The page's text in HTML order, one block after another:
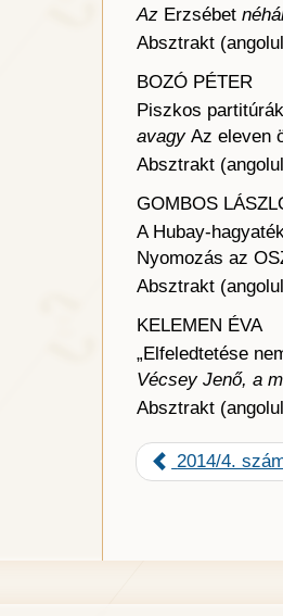
Az Erzsébet
Absztrakt
BOZÓ PÉTER
Piszkos
avagy Az eleven
Absztrakt
GOMBOS
A Hubay-
Nyomozás az
Absztrakt
KELEMEN ÉVA
„Elfeledtetése
Vécsey Jenő, a
Absztrakt
2014/4.